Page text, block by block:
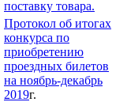
поставку товара.
Протокол об итогах
конкурса по
приобретению
проездных билетов
на ноябрь-декабрь
2019г.